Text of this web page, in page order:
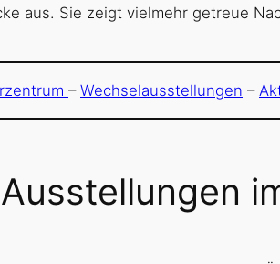
aus. Sie zeigt vielmehr getreue
– Wechselausstellungen –